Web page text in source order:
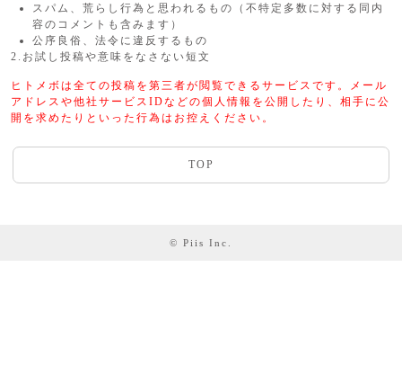
スパム、荒らし行為と思われるもの（不特定多数に対する同内
容のコメントも含みます）
公序良俗、法令に違反するもの
2.お試し投稿や意味をなさない短文
ヒトメボは全ての投稿を第三者が閲覧できるサービスです。メール
アドレスや他社サービスIDなどの個人情報を公開したり、相手に公
開を求めたりといった行為はお控えください。
TOP
© Piis Inc.